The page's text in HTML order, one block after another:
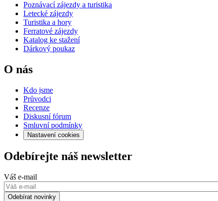
Poznávací zájezdy a turistika
Letecké zájezdy
Turistika a hory
Ferratové zájezdy
Katalog ke stažení
Dárkový poukaz
O nás
Kdo jsme
Průvodci
Recenze
Diskusní fórum
Smluvní podmínky
Nastavení cookies
Odebírejte náš newsletter
Váš e-mail
Odebírat novinky